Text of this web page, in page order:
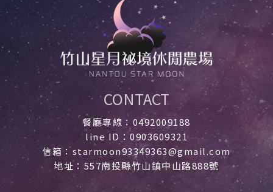
CONTACT
餐廳專線：0492009188
line ID：0903609321
信箱：starmoon93349363@gmail.com
地址：557南投縣竹山鎮中山路888號